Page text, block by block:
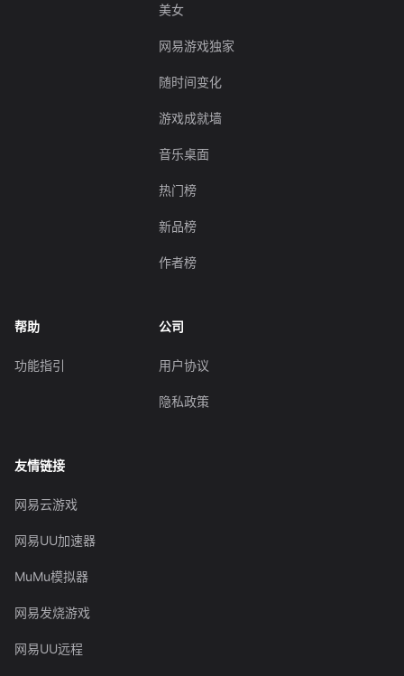
美女
网易游戏独家
随时间变化
游戏成就墙
音乐桌面
热门榜
新品榜
作者榜
帮助
功能指引
公司
用户协议
隐私政策
友情链接
网易云游戏
网易UU加速器
MuMu模拟器
网易发烧游戏
网易UU远程